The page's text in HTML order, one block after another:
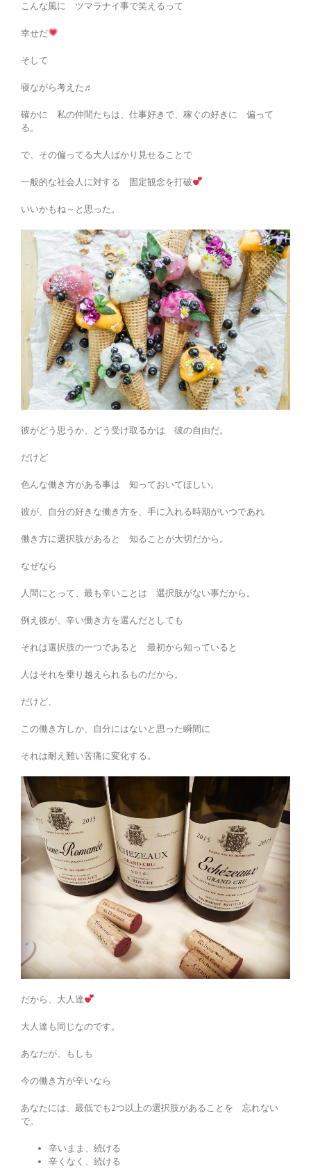
こんな風に ツマラナイ事で笑えるって
幸せだ
そして
寝ながら考えた♬
確かに 私の仲間たちは、仕事好きで、稼ぐの好きに 偏って
る。
で、その偏ってる大人ばかり見せることで
一般的な社会人に対する 固定観念を打破
いいかもね～と思った。
彼がどう思うか、どう受け取るかは 彼の自由だ。
だけど
色んな働き方がある事は 知っておいてほしい。
彼が、自分の好きな働き方を、手に入れる時期がいつであれ
働き方に選択肢があると 知ることが大切だから。
なぜなら
人間にとって、最も辛いことは 選択肢がない事だから。
例え彼が、辛い働き方を選んだとしても
それは選択肢の一つであると 最初から知っていると
人はそれを乗り越えられるものだから。
だけど、
この働き方しか、自分にはないと思った瞬間に
それは耐え難い苦痛に変化する。
だから、大人達
大人達も同じなのです。
あなたが、もしも
今の働き方が辛いなら
あなたには、最低でも2つ以上の選択肢があることを 忘れない
で。
辛いまま、続ける
辛くなく、続ける